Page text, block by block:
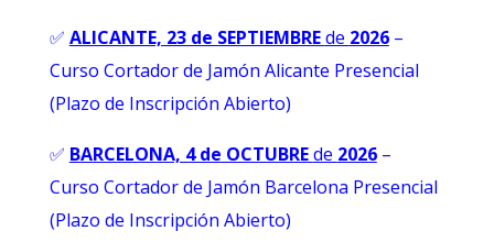
✅ ALICANTE, 23 de SEPTIEMBREde 2026–
Curso Cortador de Jamón Alicante Presencial
(Plazo de Inscripción Abierto)
✅ BARCELONA, 4 de OCTUBREde 2026–
Curso Cortador de Jamón Barcelona Presencial
(Plazo de Inscripción Abierto)